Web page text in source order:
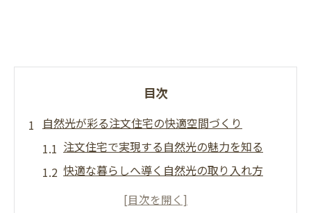
目次
自然光が彩る注文住宅の快適空間づくり
注文住宅で実現する自然光の魅力を知る
快適な暮らしへ導く自然光の取り入れ方
注文住宅設計で考える採光と空間配置の工